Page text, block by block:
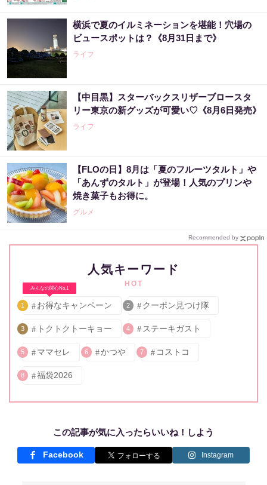
横浜で夏のイルミネーションを堪能！穴場の
ビュースポットは？《8月31日まで》
ライフ
【中目黒】スターバックスリザーブロースタ
リー東京の新グッズが可愛い♡《8月6日発売》
ライフ
【FLOの日】8月は「夏のフルーツタルト」や
「あんずのタルト」が登場！人気のプリンや
焼き菓子もお得に。
グルメ
Recommended by
人気キーワード
HOT
みんなの関心No.1
1 お得なキャンペーン 2 クーポン見つけ隊
3 トクトクトーキョー 4 ステーキガスト
5 ママセレ 6 かつや 7 コストコ
8 福袋2026
この記事が気に入ったらいいね！しよう
Facebook Instagram